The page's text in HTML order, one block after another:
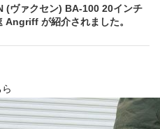
(ヴァクセン) BA-100 20インチ
Angriff が紹介されました。